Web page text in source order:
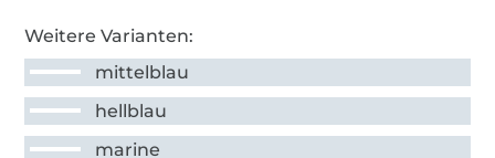
Weitere Varianten:
mittelblau
hellblau
marine